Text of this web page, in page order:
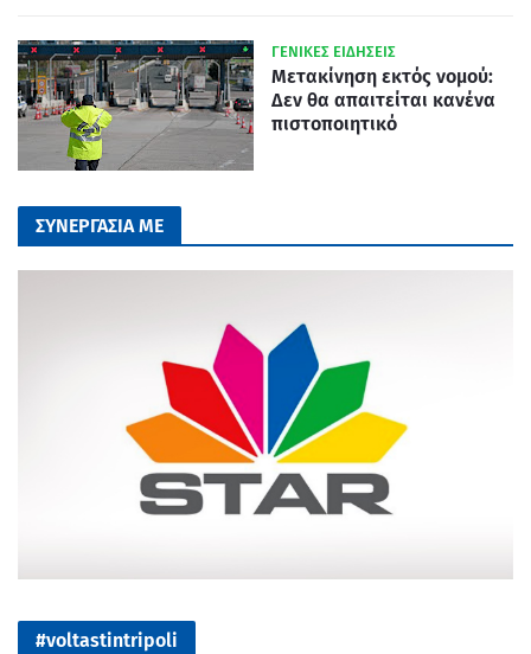
ΓΕΝΙΚΕΣ ΕΙΔΗΣΕΙΣ
Μετακίνηση εκτός νομού:
Δεν θα απαιτείται κανένα
πιστοποιητικό
ΣΥΝΕΡΓΑΣΙΑ ΜΕ
#voltastintripoli